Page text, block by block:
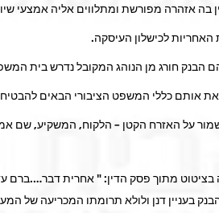
אזהרה מפורשת ומתלווים אליה אמצעי
לכישלון העיסקה.
הבנק חורג מן הנוהג המקובל נדרש בית
את אותם כללי המשפט הציבורי הבאים
על האזרח הקטן – הלקוח, המשקיע, שם
מתוך פסק הדין: " אחרית דבר….ברם
בעניין דנן ולולא תרומתו המכריעה של